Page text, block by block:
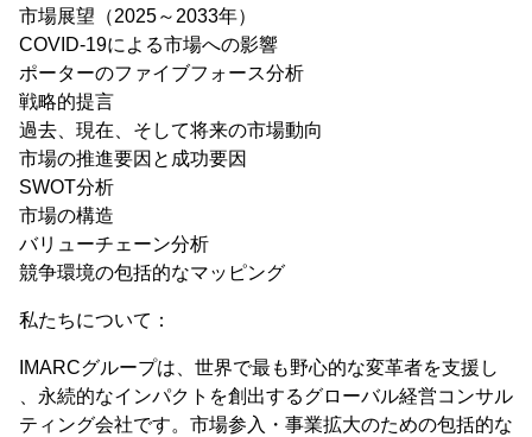
市場展望（2025～2033年）
COVID-19による市場への影響
ポーターのファイブフォース分析
戦略的提言
過去、現在、そして将来の市場動向
市場の推進要因と成功要因
SWOT分析
市場の構造
バリューチェーン分析
競争環境の包括的なマッピング
私たちについて：
IMARCグループは、世界で最も野心的な変革者を支援し
、永続的なインパクトを創出するグローバル経営コンサル
ティング会社です。市場参入・事業拡大のための包括的な